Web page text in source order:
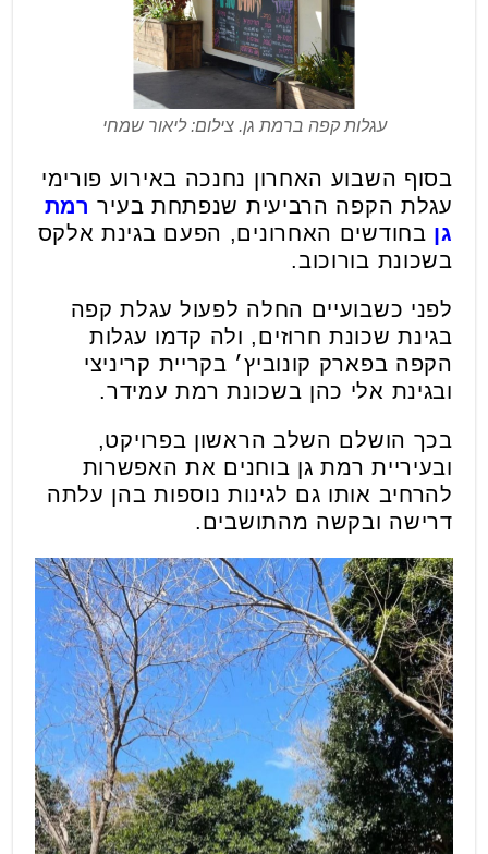
עגלות קפה ברמת גן. צילום: ליאור שמחי
בסוף השבוע האחרון נחנכה באירוע פורימי
עגלת הקפה הרביעית שנפתחת בעיר רמת
גן בחודשים האחרונים, הפעם בגינת אלקס
בשכונת בורוכוב.
לפני כשבועיים החלה לפעול עגלת קפה
בגינת שכונת חרוזים, ולה קדמו עגלות
הקפה בפארק קונוביץ׳ בקריית קריניצי
ובגינת אלי כהן בשכונת רמת עמידר.
בכך הושלם השלב הראשון בפרויקט,
ובעיריית רמת גן בוחנים את האפשרות
להרחיב אותו גם לגינות נוספות בהן עלתה
דרישה ובקשה מהתושבים.